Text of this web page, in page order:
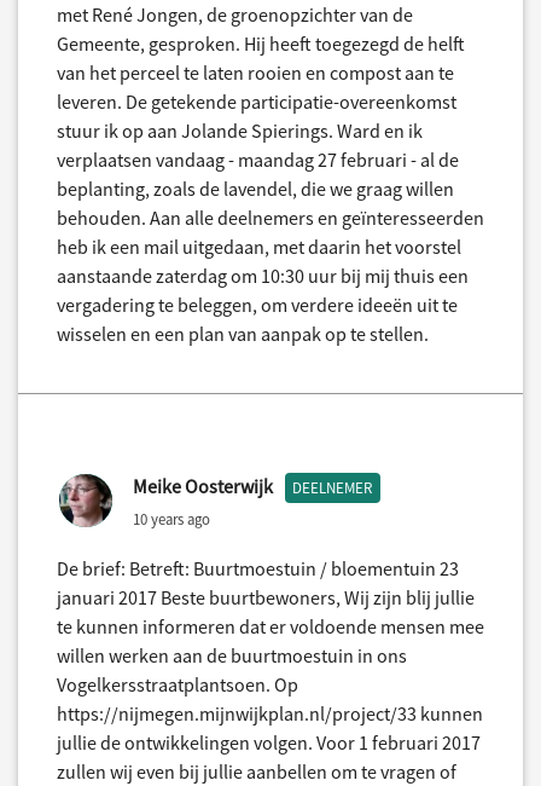
met René Jongen, de groenopzichter van de
Gemeente, gesproken. Hij heeft toegezegd de helft
van het perceel te laten rooien en compost aan te
leveren. De getekende participatie-overeenkomst
stuur ik op aan Jolande Spierings. Ward en ik
verplaatsen vandaag - maandag 27 februari - al de
beplanting, zoals de lavendel, die we graag willen
behouden. Aan alle deelnemers en geïnteresseerden
heb ik een mail uitgedaan, met daarin het voorstel
aanstaande zaterdag om 10:30 uur bij mij thuis een
vergadering te beleggen, om verdere ideeën uit te
wisselen en een plan van aanpak op te stellen.
Meike Oosterwijk DEELNEMER
10 years ago
De brief: Betreft: Buurtmoestuin / bloementuin 23
januari 2017 Beste buurtbewoners, Wij zijn blij jullie
te kunnen informeren dat er voldoende mensen mee
willen werken aan de buurtmoestuin in ons
Vogelkersstraatplantsoen. Op
https://nijmegen.mijnwijkplan.nl/project/33 kunnen
jullie de ontwikkelingen volgen. Voor 1 februari 2017
zullen wij even bij jullie aanbellen om te vragen of